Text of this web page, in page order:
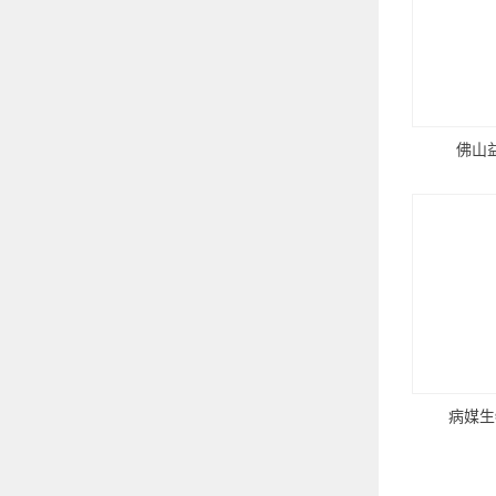
佛山
病媒